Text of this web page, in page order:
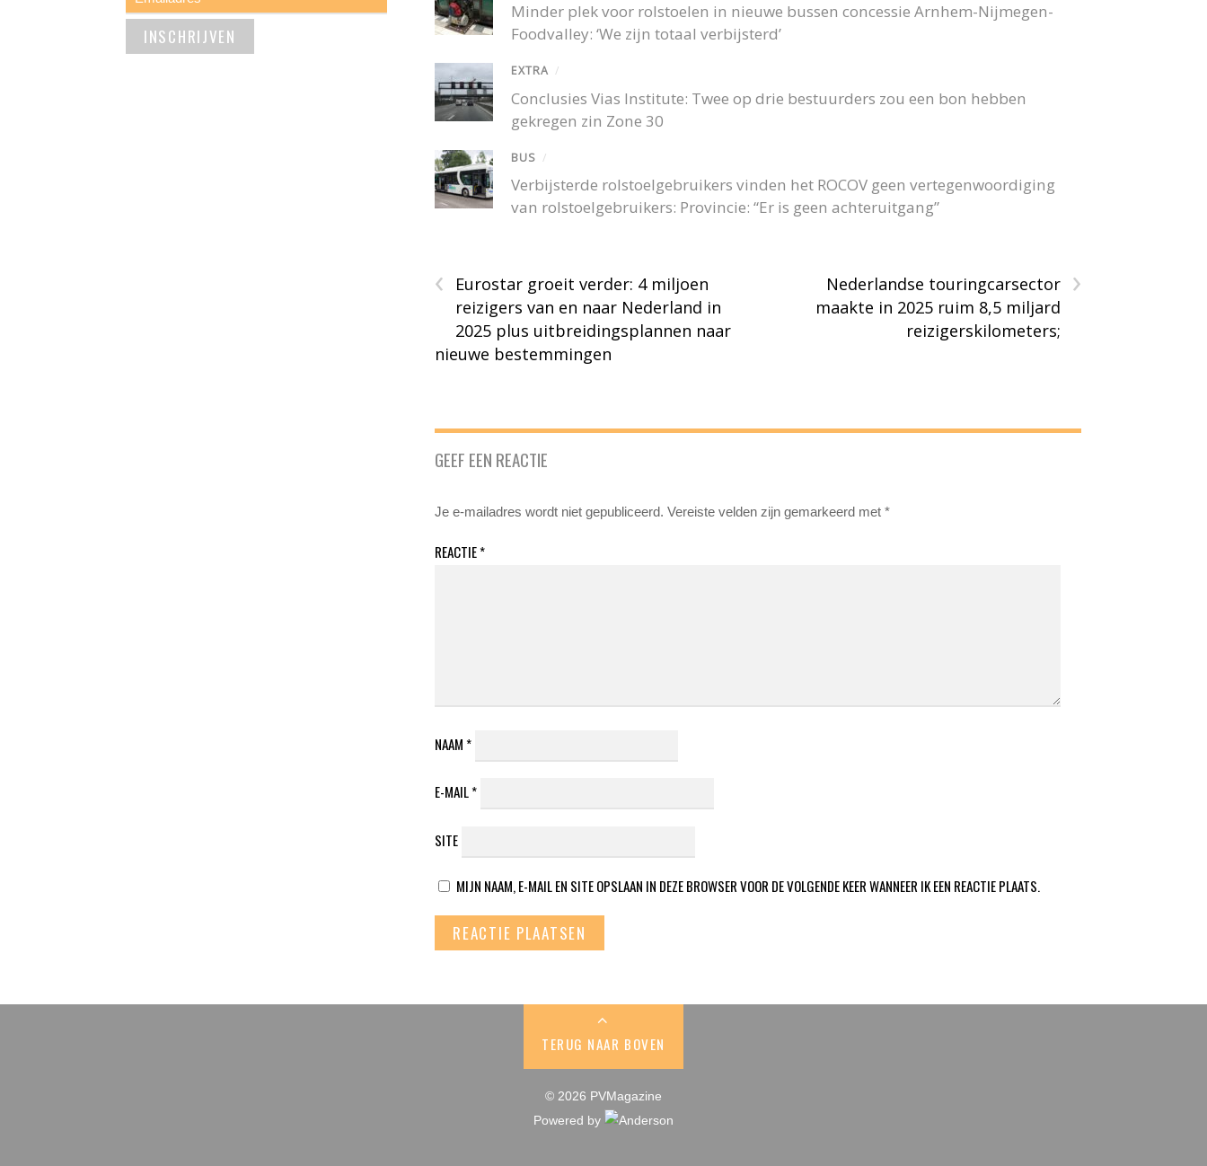
Minder plek voor rolstoelen in nieuwe bussen concessie Arnhem-Nijmegen-
Foodvalley: ‘We zijn totaal verbijsterd’
EXTRA /
Conclusies Vias Institute: Twee op drie bestuurders zou een bon hebben
gekregen zin Zone 30
BUS /
Verbijsterde rolstoelgebruikers vinden het ROCOV geen vertegenwoordiging
van rolstoelgebruikers: Provincie: “Er is geen achteruitgang”
‹
Eurostar groeit verder: 4 miljoen
reizigers van en naar Nederland in
2025 plus uitbreidingsplannen naar
nieuwe bestemmingen
›
Nederlandse touringcarsector
maakte in 2025 ruim 8,5 miljard
reizigerskilometers;
GEEF EEN REACTIE
Je e-mailadres wordt niet gepubliceerd. Vereiste velden zijn gemarkeerd met*
REACTIE*
NAAM *
E-MAIL*
SITE
MIJN NAAM, E-MAIL EN SITE OPSLAAN IN DEZE BROWSER VOOR DE VOLGENDE KEER WANNEER IK EEN REACTIE PLAATS.
TERUG NAAR BOVEN
© 2026 PVMagazine
Powered by